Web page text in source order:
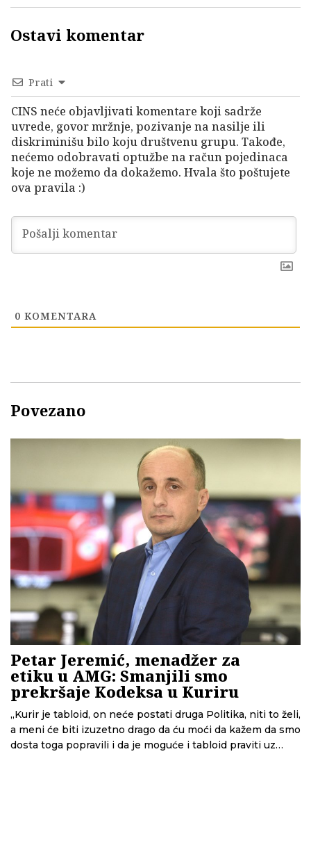
Ostavi komentar
Prati
CINS neće objavljivati komentare koji sadrže
uvrede, govor mržnje, pozivanje na nasilje ili
diskriminišu bilo koju društvenu grupu. Takođe,
nećemo odobravati optužbe na račun pojedinaca
koje ne možemo da dokažemo. Hvala što poštujete
ova pravila :)
0 KOMENTARA
Povezano
Petar Jeremić, menadžer za
etiku u AMG: Smanjili smo
prekršaje Kodeksa u Kuriru
„Kurir je tabloid, on neće postati druga Politika, niti to želi,
a meni će biti izuzetno drago da ću moći da kažem da smo
dosta toga popravili i da je moguće i tabloid praviti uz